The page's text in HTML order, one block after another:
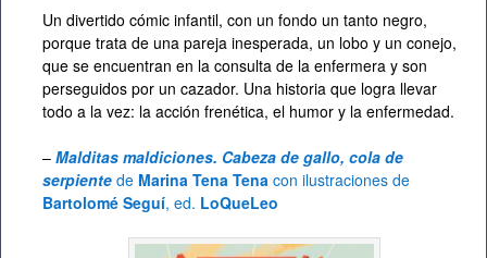
Un divertido cómic infantil, con un fondo un tanto negro,
porque trata de una pareja inesperada, un lobo y un conejo,
que se encuentran en la consulta de la enfermera y son
perseguidos por un cazador. Una historia que logra llevar
todo a la vez: la acción frenética, el humor y la enfermedad.
– Malditas maldiciones. Cabeza de gallo, cola de
serpiente de Marina Tena Tena con ilustraciones de
Bartolomé Seguí, ed. LoQueLeo